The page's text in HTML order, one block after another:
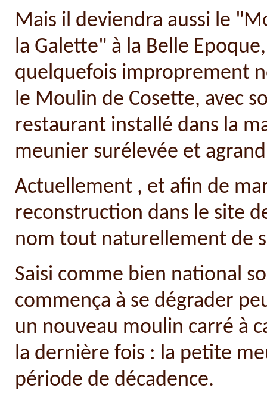
Mais il deviendra aussi le
la Galette" à la Belle Epoque,
quelquefois improprement
le Moulin de Cosette, avec
restaurant installé dans la
meunier surélevée et
Actuellement , et afin de
reconstruction dans le site
nom tout naturellement de
Saisi comme bien national
commença à se dégrader
un nouveau moulin carré à
la dernière fois : la petite
période de décadence.